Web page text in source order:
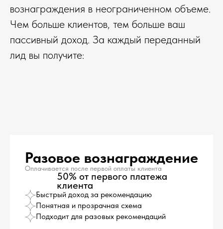
вознаграждения в неограниченном объеме.
Чем больше клиентов, тем больше ваш
пассивный доход. За каждый переданный
лид вы получите:
Разовое вознаграждение
Оплачивается после первой оплаты клиента
50% от первого платежа
клиента
Быстрый доход за рекомендацию
Понятная и прозрачная схема
Подходит для разовых рекомендаций